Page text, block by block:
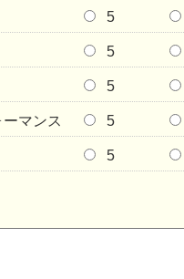
5
5
5
マンス 5
5